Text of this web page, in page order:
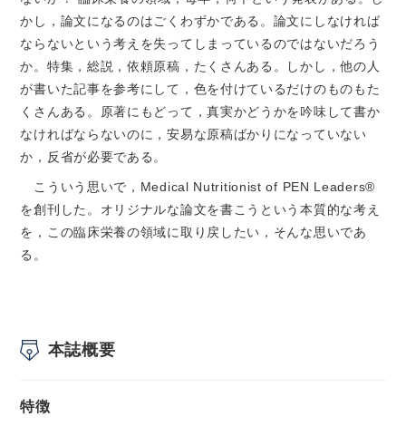
かし，論文になるのはごくわずかである。論文にしなければ
ならないという考えを失ってしまっているのではないだろう
か。特集，総説，依頼原稿，たくさんある。しかし，他の人
が書いた記事を参考にして，色を付けているだけのものもた
くさんある。原著にもどって，真実かどうかを吟味して書か
なければならないのに，安易な原稿ばかりになっていない
か，反省が必要である。
こういう思いで，Medical Nutritionist of PEN Leaders®
を創刊した。オリジナルな論文を書こうという本質的な考え
を，この臨床栄養の領域に取り戻したい，そんな思いであ
る。
本誌概要
特徴